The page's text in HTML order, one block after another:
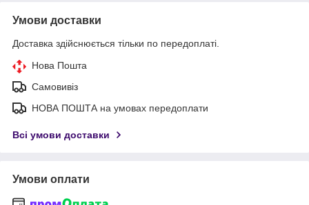
Умови доставки
Доставка здійснюється тільки по передоплаті.
Нова Пошта
Самовивіз
НОВА ПОШТА на умовах передоплати
Всі умови доставки
Умови оплати